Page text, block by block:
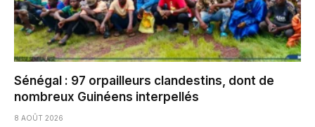
Sénégal : 97 orpailleurs clandestins, dont de
nombreux Guinéens interpellés
8 AOÛT 2026